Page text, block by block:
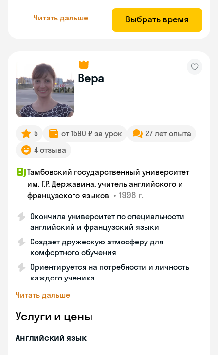
Читать дальше Выбрать время
Вера
5 от 1590 ₽ за урок
27 лет опыта
4 отзыва
Тамбовский государственный университет
им. Г.Р. Державина, учитель английского и
французского языков • 1998 г.
Окончила университет по специальности
английский и французский языки
Создает дружескую атмосферу для
комфортного обучения
Ориентируется на потребности и личность
каждого ученика
Читать дальше
Услуги и цены
Английский язык